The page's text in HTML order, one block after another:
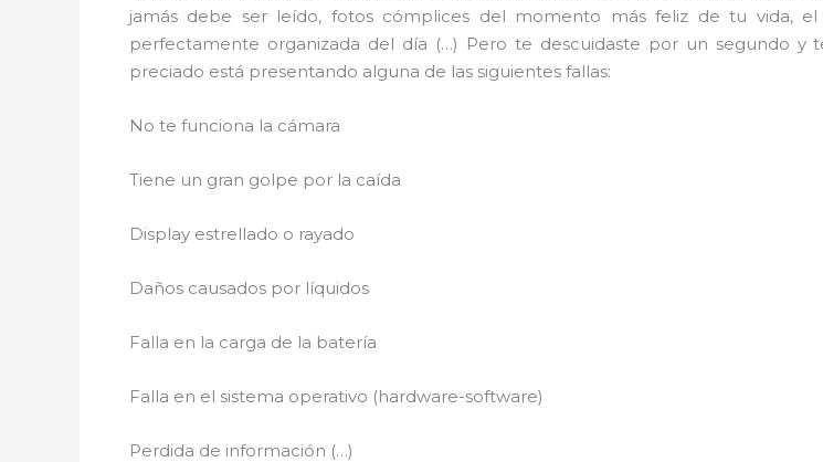
jamás debe ser leído, fotos cómplices del momento más feliz de tu vida,
perfectamente organizada del día (…) Pero te descuidaste por un segundo y
preciado está presentando alguna de las siguientes fallas:
No te funciona la cámara
Tiene un gran golpe por la caída
Display estrellado o rayado
Daños causados por líquidos
Falla en la carga de la batería
Falla en el sistema operativo (hardware-software)
Perdida de información (…)